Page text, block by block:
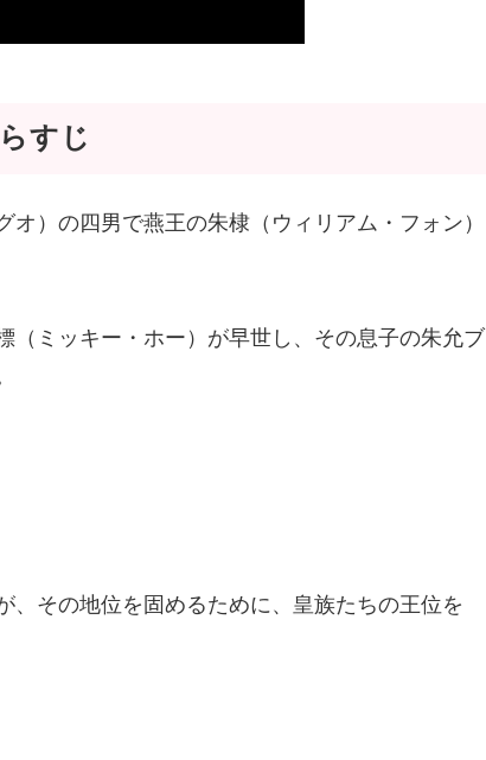
すじ
）の四男で燕王の朱棣（ウィリアム・フォン）
（ミッキー・ホー）が早世し、その息子の朱允ブ
その地位を固めるために、皇族たちの王位を